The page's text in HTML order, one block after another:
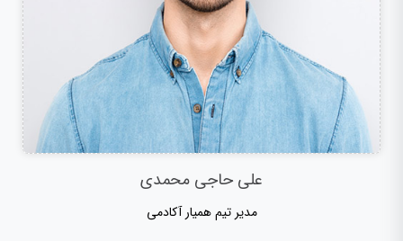
علی حاجی محمدی
مدیر تیم همیار آکادمی